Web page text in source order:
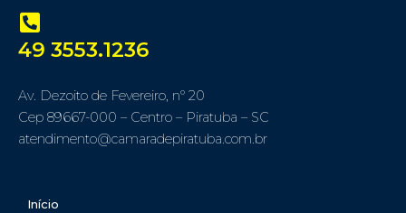
49 3553.1236
Av. Dezoito de Fevereiro, nº 20
Cep 89667-000 – Centro – Piratuba – SC
atendimento@camaradepiratuba.com.br
Início